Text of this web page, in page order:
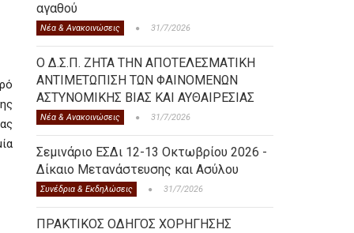
αγαθού
Νέα & Ανακοινώσεις 31/7/2026
Ο Δ.Σ.Π. ΖΗΤΑ ΤΗΝ ΑΠΟΤΕΛΕΣΜΑΤΙΚΗ
ΑΝΤΙΜΕΤΩΠΙΣΗ ΤΩΝ ΦΑΙΝΟΜΕΝΩΝ
ΑΣΤΥΝΟΜΙΚΗΣ ΒΙΑΣ ΚΑΙ ΑΥΘΑΙΡΕΣΙΑΣ
Νέα & Ανακοινώσεις 31/7/2026
Σεμινάριο ΕΣΔι 12-13 Οκτωβρίου 2026 -
Δίκαιο Μετανάστευσης και Ασύλου
Συνέδρια & Εκδηλώσεις 31/7/2026
ΠΡΑΚΤΙΚΟΣ ΟΔΗΓΟΣ ΧΟΡΗΓΗΣΗΣ